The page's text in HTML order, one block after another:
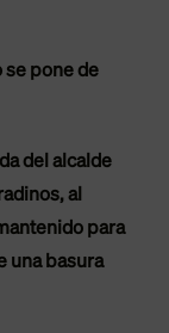
se pone de
del alcalde
al
para
una basura